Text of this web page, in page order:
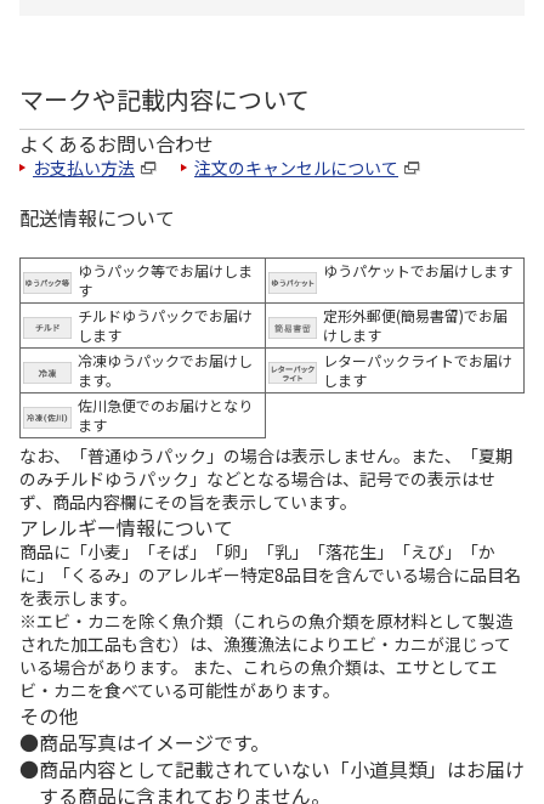
マークや記載内容について
よくあるお問い合わせ
お支払い方法 注文のキャンセルについて
配送情報について
ゆうパック等でお届けしま
す
ゆうパケットでお届けします
チルドゆうパックでお届け
します
定形外郵便(簡易書留)でお届
けします
冷凍ゆうパックでお届けし
ます。
レターパックライトでお届け
します
佐川急便でのお届けとなり
ます
なお、「普通ゆうパック」の場合は表示しません。また、「夏期
のみチルドゆうパック」などとなる場合は、記号での表示はせ
ず、商品内容欄にその旨を表示しています。
アレルギー情報について
商品に「小麦」「そば」「卵」「乳」「落花生」「えび」「か
に」「くるみ」のアレルギー特定8品目を含んでいる場合に品目名
を表示します。
※エビ・カニを除く魚介類（これらの魚介類を原材料として製造
された加工品も含む）は、漁獲漁法によりエビ・カニが混じって
いる場合があります。 また、これらの魚介類は、エサとしてエ
ビ・カニを食べている可能性があります。
その他
商品写真はイメージです。
商品内容として記載されていない「小道具類」はお届け
する商品に含まれておりません。